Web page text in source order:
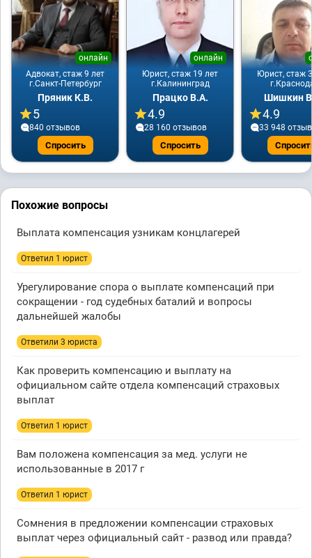
Адвокат, стаж 9 лет
онлайн
г.Санкт-Петербург
Пряник К.В.
5
840 отзывов
Спросить
Юрист, стаж 19 лет
онлайн
г.Калининград
Працко В.А.
4.9
28 160 отзывов
Спросить
Юрист, стаж
Шишкин
4.9
33 948
Похожие вопросы
Выплата компенсация узникам концлагерей
Ответил 1 юрист
Урегулирование спора о выплате компенсаций при
сокращении - год судебных баталий и вопросы
дальнейшей жалобы
Ответили 3 юристa
Как проверить компенсацию и выплату на
официальном сайте отдела компенсаций страховых
выплат
Ответил 1 юрист
Вам положена компенсация за мед. услуги не
использованные в 2017 г
Ответил 1 юрист
Сомнения в предложении компенсации страховых
выплат через официальный сайт - развод или правда?